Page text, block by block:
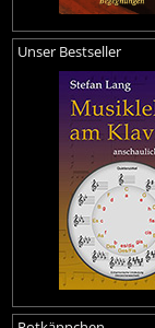
Unser Bestseller